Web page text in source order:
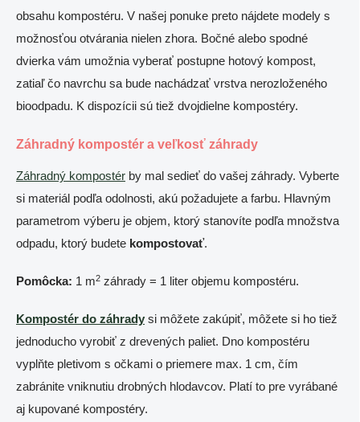
obsahu kompostéru. V našej ponuke preto nájdete modely s
možnosťou otvárania nielen zhora. Bočné alebo spodné
dvierka vám umožnia vyberať postupne hotový kompost,
zatiaľ čo navrchu sa bude nachádzať vrstva nerozloženého
bioodpadu. K dispozícii sú tiež dvojdielne kompostéry.
Záhradný kompostér a veľkosť záhrady
Záhradný kompostér by mal sedieť do vašej záhrady. Vyberte
si materiál podľa odolnosti, akú požadujete a farbu. Hlavným
parametrom výberu je objem, ktorý stanovíte podľa množstva
odpadu, ktorý budete kompostovať.
Pomôcka: 1 m2 záhrady = 1 liter objemu kompostéru.
Kompostér do záhrady si môžete zakúpiť, môžete si ho tiež
jednoducho vyrobiť z drevených paliet. Dno kompostéru
vyplňte pletivom s očkami o priemere max. 1 cm, čím
zabránite vniknutiu drobných hlodavcov. Platí to pre vyrábané
aj kupované kompostéry.